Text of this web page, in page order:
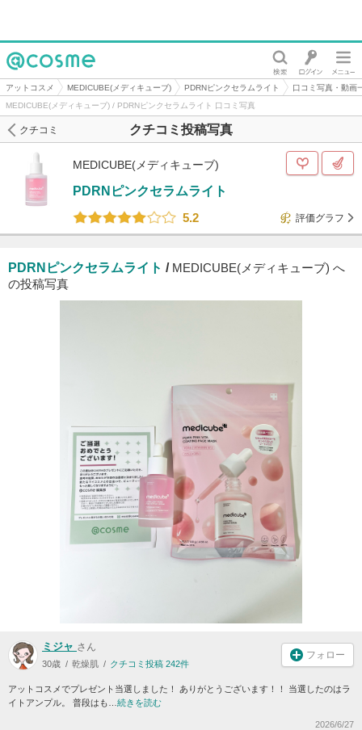
@cosme
アットコスメ MEDICUBE(メディキューブ) PDRNピンクセラムライト
口コミ写真・動画
MEDICUBE(メディキューブ) / PDRNピンクセラムライト 口コミ写真
クチコミ投稿写真
クチコミ
MEDICUBE(メディキューブ)
PDRNピンクセラムライト
5.2
評価グラフ
PDRNピンクセラムライト / MEDICUBE(メディキューブ) へ
の投稿写真
ミジャ さん
30歳 乾燥肌 クチコミ投稿 242件
フォロー
アットコスメでプレゼント当選しました！ ありがとうございます！！ 当選したのはラ
イトアンプル。 普段はも… 続きを読む
2026/6/27